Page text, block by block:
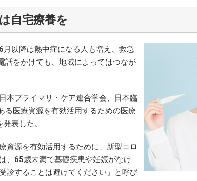
自宅療養を
以降は熱中症になる人も増え、救急
話をかけても、地域によってはつなが
本プライマリ・ケア連合学会、日本臨
る医療資源を有効活用するための医療
表した。
資源を有効活用するために、新型コロ
、65歳未満で基礎疾患や妊娠がなけ
診することは避けてください」と呼び